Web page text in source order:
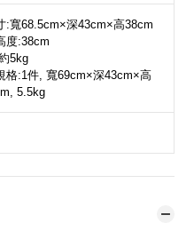
:寬68.5cm×深43cm×高38cm
度:38cm
5kg
格:1件, 寬69cm×深43cm×高
5.5kg